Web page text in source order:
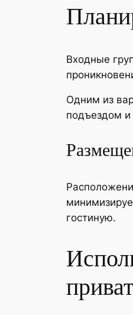
Входные
Одним из
подъездом
гостиную.